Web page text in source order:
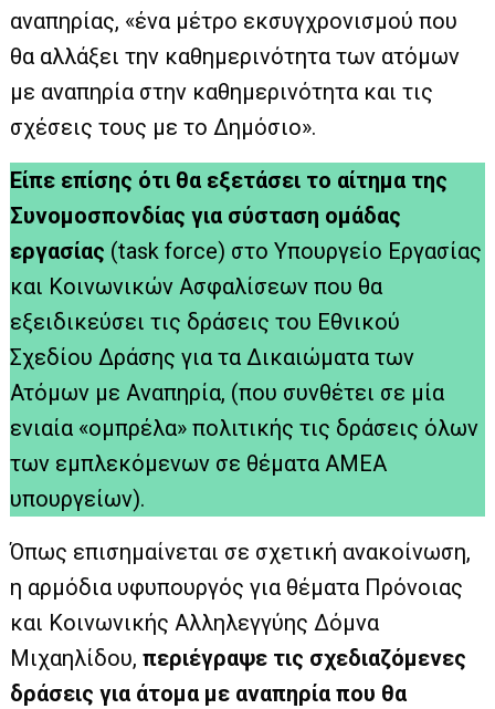
αναπηρίας, «ένα μέτρο εκσυγχρονισμού που
θα αλλάξει την καθημερινότητα των ατόμων
με αναπηρία στην καθημερινότητα και τις
σχέσεις τους με το Δημόσιο».
Είπε επίσης ότι θα εξετάσει το αίτημα της
Συνομοσπονδίας για σύσταση ομάδας
εργασίας (task force) στο Υπουργείο Εργασίας
και Κοινωνικών Ασφαλίσεων που θα
εξειδικεύσει τις δράσεις του Εθνικού
Σχεδίου Δράσης για τα Δικαιώματα των
Ατόμων με Αναπηρία, (που συνθέτει σε μία
ενιαία «ομπρέλα» πολιτικής τις δράσεις όλων
των εμπλεκόμενων σε θέματα ΑΜΕΑ
υπουργείων).
Όπως επισημαίνεται σε σχετική ανακοίνωση,
η αρμόδια υφυπουργός για θέματα Πρόνοιας
και Κοινωνικής Αλληλεγγύης Δόμνα
Μιχαηλίδου,περιέγραψε τις σχεδιαζόμενες
δράσεις για άτομα με αναπηρία που θα